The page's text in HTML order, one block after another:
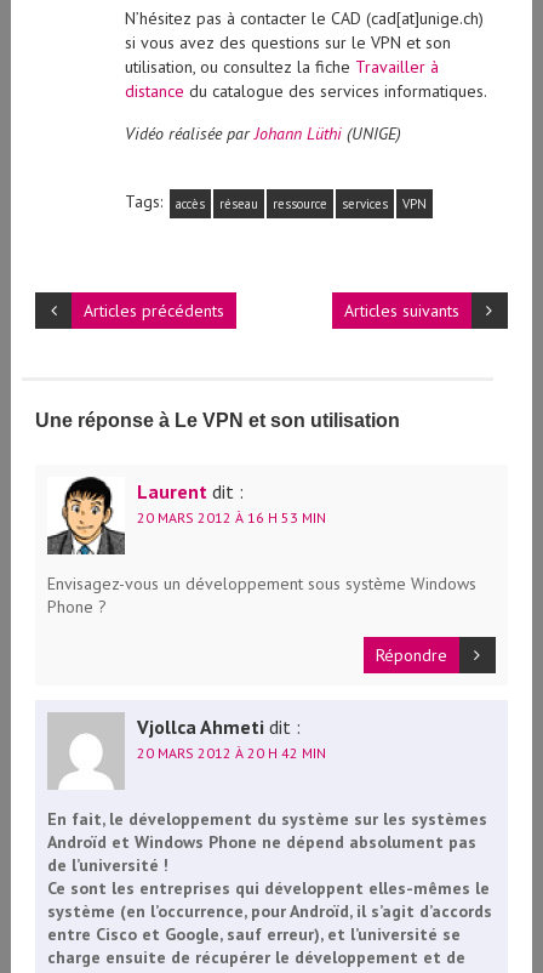
N’hésitez pas à contacter le CAD (cad[at]unige.ch)
si vous avez des questions sur le VPN et son
utilisation, ou consultez la fiche Travailler à
distance du catalogue des services informatiques.
Vidéo réalisée parJohann Lüthi(UNIGE)
Tags: accès réseau ressource services VPN
Articles suivants
Articles précédents
Une réponse à Le VPN et son utilisation
Laurent dit :
20 MARS 2012 À 16 H 53 MIN
Envisagez-vous un développement sous système Windows
Phone ?
Répondre
Vjollca Ahmeti dit :
20 MARS 2012 À 20 H 42 MIN
En fait, le développement du système sur les systèmes
Androïd et Windows Phone ne dépend absolument pas
de l’université !
Ce sont les entreprises qui développent elles-mêmes le
système (en l’occurrence, pour Androïd, il s’agit d’accords
entre Cisco et Google, sauf erreur), et l’université se
charge ensuite de récupérer le développement et de